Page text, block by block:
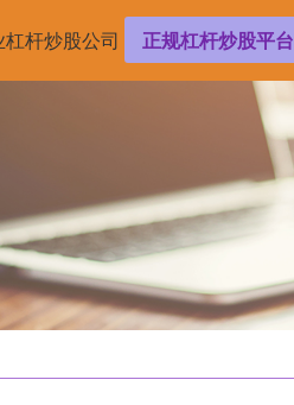
杆炒股公司 正规杠杆炒股平台